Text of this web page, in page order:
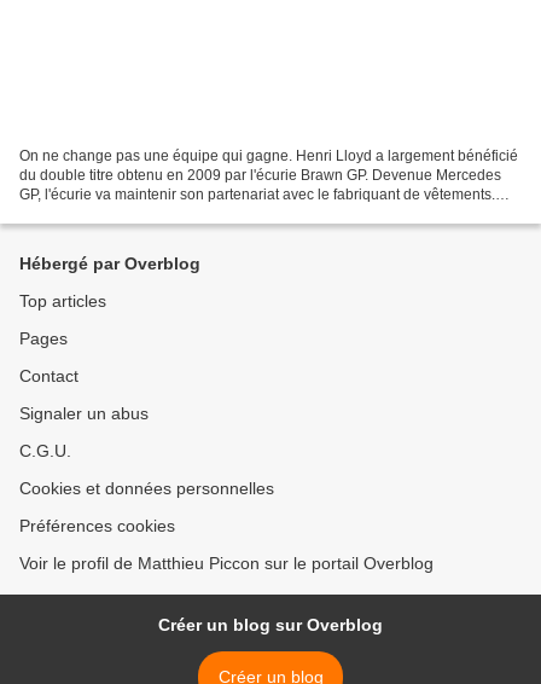
On ne change pas une équipe qui gagne. Henri Lloyd a largement bénéficié
du double titre obtenu en 2009 par l'écurie Brawn GP. Devenue Mercedes
GP, l'écurie va maintenir son partenariat avec le fabriquant de vêtements.
Hébergé par Overblog
Top articles
Pages
Contact
Signaler un abus
C.G.U.
Cookies et données personnelles
Préférences cookies
Voir le profil de Matthieu Piccon sur le portail Overblog
Créer un blog sur Overblog
Créer un blog